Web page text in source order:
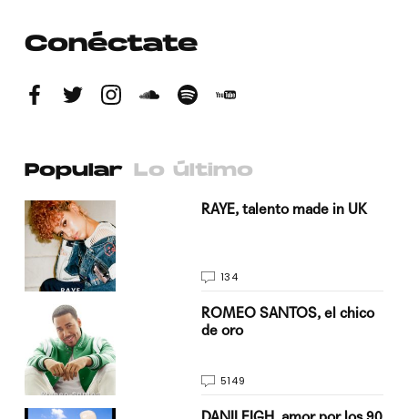
Conéctate
Popular Lo último
RAYE, talento made in UK
134
ROMEO SANTOS, el chico
de oro
5149